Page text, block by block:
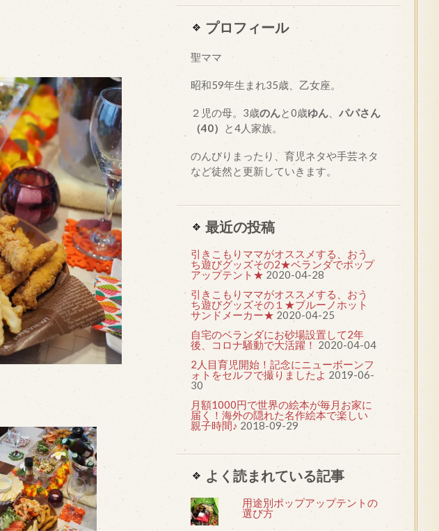
プロフィール
聖ママ
昭和59年生まれ35歳、乙女座。
２児の母。3歳のんと0歳ゆん、 パパさん
（40）
と4人家族。
のんびりまったり、育児ネタや手芸ネタ
など徒然と更新していきます。
最近の投稿
引きこもりママがオススメする、おう
ち遊びグッズその2★ベランダでポップ
アップテント★ 2020-04-28
引きこもりママがオススメする、おう
ち遊びグッズその１★ブルーノホット
サンドメーカー★ 2020-04-25
自宅のベランダにお砂場設置して2年
後、コロナ騒動で大活躍！ 2020-04-04
2人目育児開始！記念にニューボーンフ
ォトをセルフで撮りましたよ 2019-06-
30
月額1000円で世界の絵本が毎月お家に
届く！海外の隠れた名作絵本で楽しい
親子時間♪ 2018-09-29
よく読まれている記事
用途別ポップアップテントの
選び方